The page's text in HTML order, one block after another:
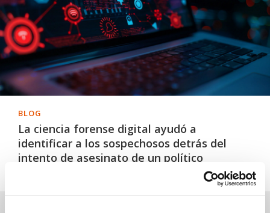
BLOG
La ciencia forense digital ayudó a
identificar a los sospechosos detrás del
intento de asesinato de un político